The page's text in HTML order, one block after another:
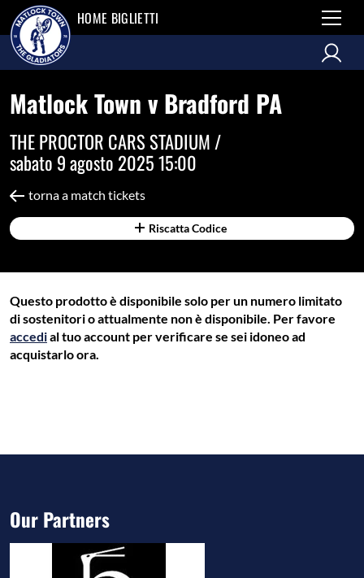
HOME BIGLIETTI
Matlock Town v Bradford PA
THE PROCTOR CARS STADIUM /
sabato 9 agosto 2025 15:00
torna a match tickets
Riscatta Codice
Questo prodotto è disponibile solo per un numero limitato
di sostenitori o attualmente non è disponibile. Per favore
accedial tuo account per verificare se sei idoneo ad
acquistarlo ora.
Our Partners